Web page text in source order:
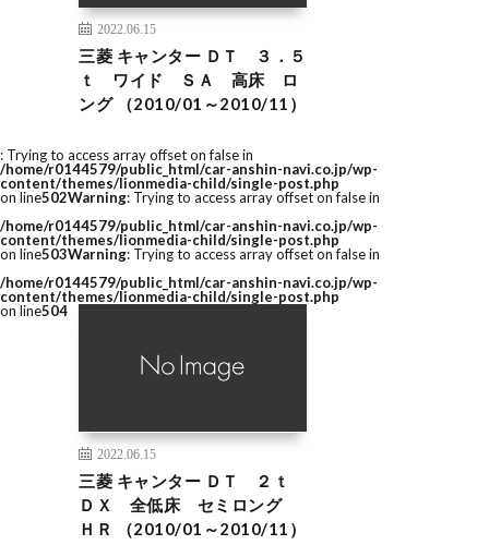
2022.06.15
三菱 キャンター ＤＴ ３．５
ｔ ワイド ＳＡ 高床 ロ
ング （2010/01～2010/11）
: Trying to access array offset on false in
/home/r0144579/public_html/car-anshin-navi.co.jp/wp-
content/themes/lionmedia-child/single-post.php
on line502Warning: Trying to access array offset on false in
/home/r0144579/public_html/car-anshin-navi.co.jp/wp-
content/themes/lionmedia-child/single-post.php
on line503Warning: Trying to access array offset on false in
/home/r0144579/public_html/car-anshin-navi.co.jp/wp-
content/themes/lionmedia-child/single-post.php
on line504
2022.06.15
三菱 キャンター ＤＴ ２ｔ
ＤＸ 全低床 セミロング
ＨＲ （2010/01～2010/11）